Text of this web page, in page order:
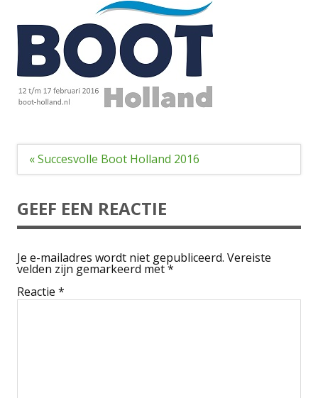
Bericht
« Succesvolle Boot Holland 2016
GEEF EEN REACTIE
Je e-mailadres wordt niet gepubliceerd. Vereiste
velden zijn gemarkeerd met*
Reactie *